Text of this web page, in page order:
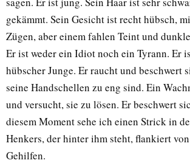
gekämmt. Sein Gesicht ist recht hübsch,
Zügen, aber einem fahlen Teint und
Er ist weder ein Idiot noch ein Tyrann. Er
hübscher Junge. Er raucht und beschwert
seine Handschellen zu eng sind. Ein
und versucht, sie zu lösen. Er beschwert
diesem Moment sehe ich einen Strick in
Henkers, der hinter ihm steht, flankiert
Gehilfen.